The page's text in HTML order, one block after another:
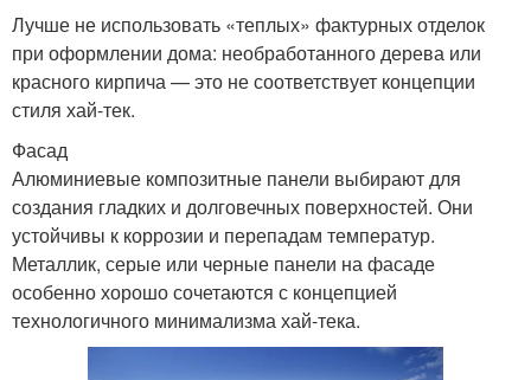
Лучше не использовать «теплых» фактурных отделок
при оформлении дома: необработанного дерева или
красного кирпича — это не соответствует концепции
стиля хай-тек.
Фасад
Алюминиевые композитные панели выбирают для
создания гладких и долговечных поверхностей. Они
устойчивы к коррозии и перепадам температур.
Металлик, серые или черные панели на фасаде
особенно хорошо сочетаются с концепцией
технологичного минимализма хай-тека.